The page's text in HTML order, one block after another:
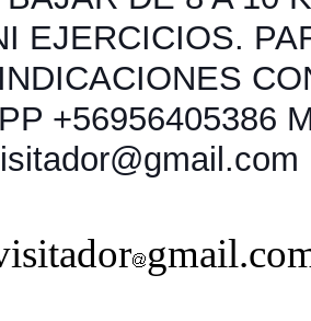
EJERCICIOS.
+56956405386